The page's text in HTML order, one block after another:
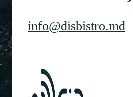
info@disbistro.md